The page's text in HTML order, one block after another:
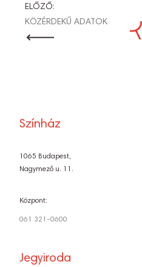
BEJEGYZÉS
NAVIGÁCIÓ
ELŐZŐ:
KÖZÉRDEKŰ ADATOK
Színház
1065 Budapest,
Nagymező u. 11.
Központ:
061 321-0600
Jegyiroda